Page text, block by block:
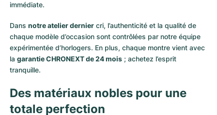
immédiate.
Dans notre atelier dernier cri, l’authenticité et la qualité de
chaque modèle d’occasion sont contrôlées par notre équipe
expérimentée d’horlogers. En plus, chaque montre vient avec
la garantie CHRONEXT de 24 mois ; achetez l’esprit
tranquille.
Des matériaux nobles pour une
totale perfection